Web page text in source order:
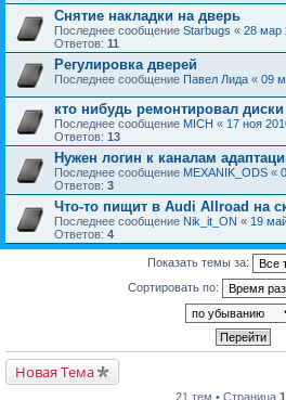
Снятие накладки на дверь
Последнее сообщение Starbugs « 28 мар
Ответов: 11
Регулировка дверей
Последнее сообщение Павел Лида « 09
кто нибудь ремонтировал
Последнее сообщение MICH « 17 ноя
Ответов: 13
Нужен логин к каналам
Последнее сообщение MEXANIK_ODS «
Ответов: 3
Что-то пищит в Audi Allroad на
Последнее сообщение Nik_it_ON « 19
Ответов: 4
Показать темы за:
Сортировать по:
Новая Тема
21 тем • Страница 1